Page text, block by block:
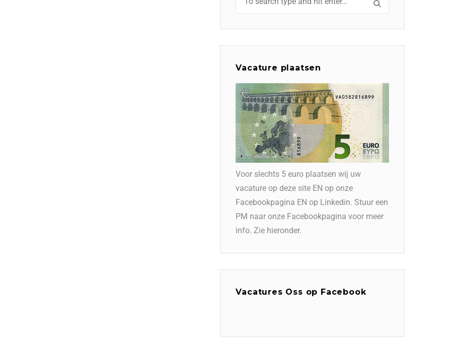
Vacature plaatsen
Voor slechts 5 euro plaatsen wij uw
vacature op deze site EN op onze
Facebookpagina EN op Linkedin. Stuur een
PM naar onze Facebookpagina voor meer
info. Zie hieronder.
Vacatures Oss op Facebook